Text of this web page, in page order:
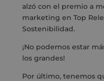
alzó con el premio a
marketing en Top
Sostenibilidad.
¡No podemos estar
los grandes!
Por último, tenemos